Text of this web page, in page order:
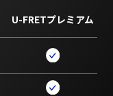
U-FRETプレミアム